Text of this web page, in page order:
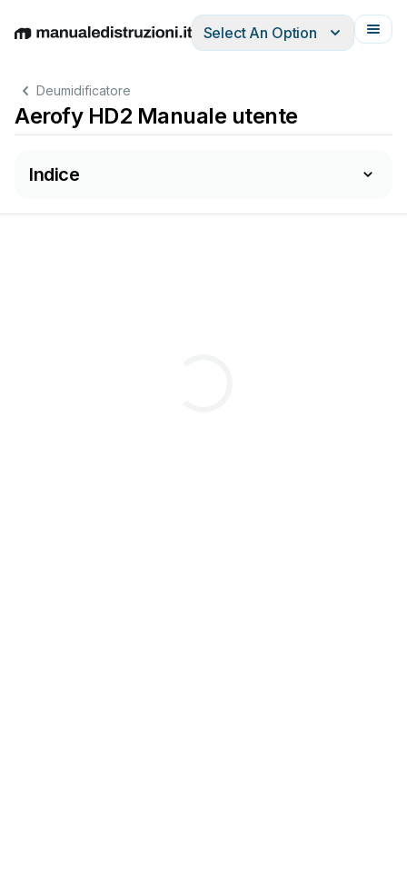
EnglishDeutschEspañolItalianoFrançais
Select An Option
Deumidificatore
Aerofy HD2 Manuale utente
Indice